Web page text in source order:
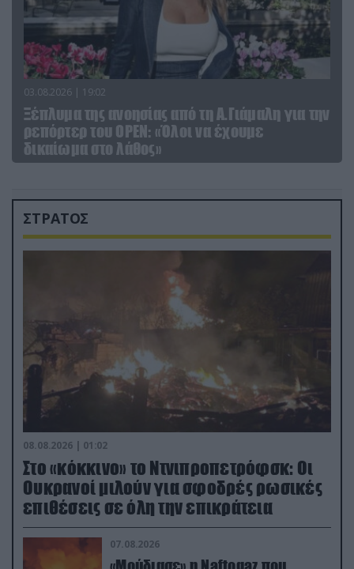
03.08.2026 | 19:02
Ξέπλυμα της ανοησίας από τη Α.Γιάμαλη για την
ρεπόρτερ του ΟΡΕΝ: «Όλοι να έχουμε
δικαίωμα στο λάθος»
ΣΤΡΑΤΟΣ
08.08.2026 | 01:02
Στο «κόκκινο» το Ντνιπροπετρόφσκ: Οι
Ουκρανοί μιλούν για σφοδρές ρωσικές
επιθέσεις σε όλη την επικράτεια
07.08.2026